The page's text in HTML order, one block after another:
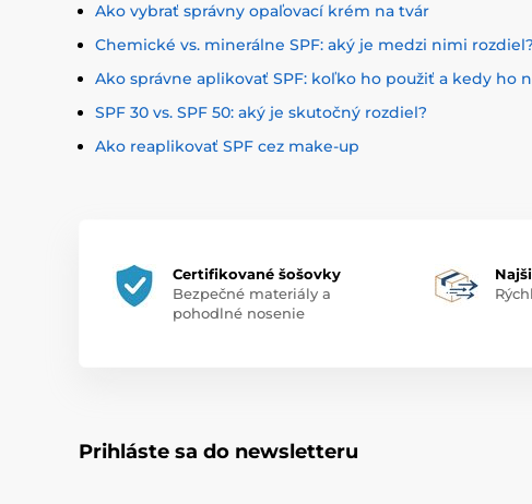
Ako vybrať správny opaľovací krém na tvár
Chemické vs. minerálne SPF: aký je medzi nimi rozdiel?
Ako správne aplikovať SPF: koľko ho použiť a kedy ho
SPF 30 vs. SPF 50: aký je skutočný rozdiel?
Ako reaplikovať SPF cez make-up
Certifikované šošovky
Bezpečné materiály a
pohodlné nosenie
Prihláste sa do newsletteru